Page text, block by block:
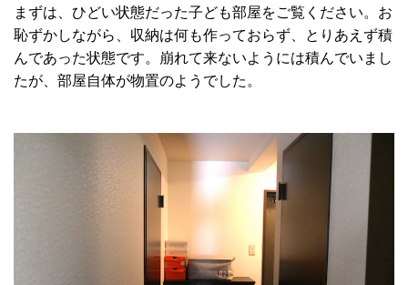
まずは、ひどい状態だった子ども部屋をご覧ください。お
恥ずかしながら、収納は何も作っておらず、とりあえず積
んであった状態です。崩れて来ないようには積んでいまし
たが、部屋自体が物置のようでした。